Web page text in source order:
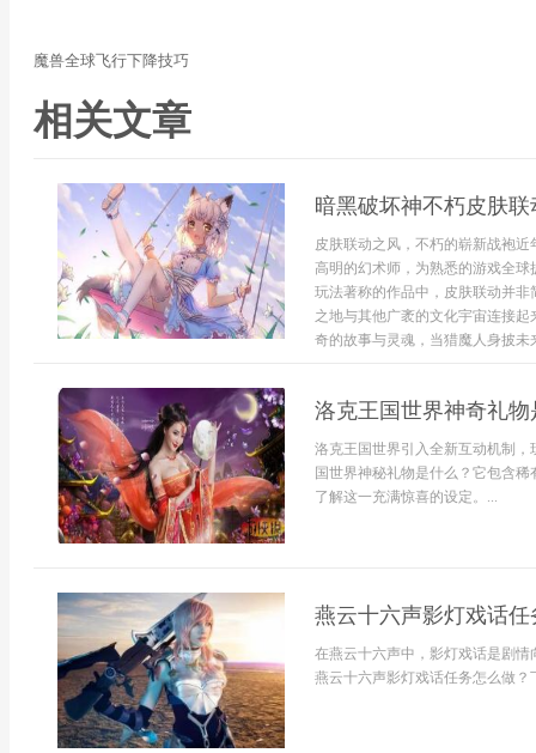
魔兽全球飞行下降技巧
相关文章
暗黑破坏神不朽皮肤
皮肤联动之风，不朽的崭新战袍
高明的幻术师，为熟悉的游戏全
玩法著称的作品中，皮肤联动并
之地与其他广袤的文化宇宙连接
奇的故事与灵魂，当猎魔人身披未
洛克王国世界神奇礼
洛克王国世界引入全新互动机制
国世界神秘礼物是什么？它包含
了解这一充满惊喜的设定。...
燕云十六声影灯戏话
在燕云十六声中，影灯戏话是剧
燕云十六声影灯戏话任务怎么做